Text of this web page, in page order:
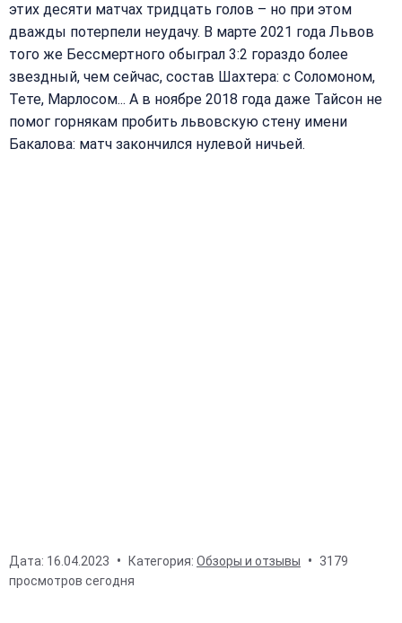
этих десяти матчах тридцать голов – но при этом
дважды потерпели неудачу. В марте 2021 года Львов
того же Бессмертного обыграл 3:2 гораздо более
звездный, чем сейчас, состав Шахтера: с Соломоном,
Тете, Марлосом... А в ноябре 2018 года даже Тайсон не
помог горнякам пробить львовскую стену имени
Бакалова: матч закончился нулевой ничьей.
Дата: 16.04.2023 Категория: Обзоры и отзывы
3179
просмотров сегодня